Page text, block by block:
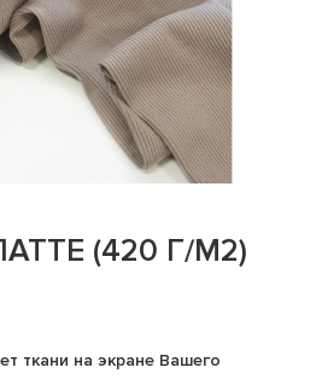
(420 Г/М2)
ткани на экране Вашего